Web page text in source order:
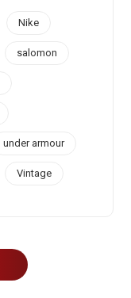
Nike
salomon
under armour
Vintage